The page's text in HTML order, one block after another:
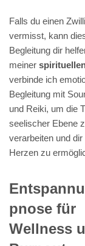
Falls du einen
vermisst, kann
Begleitung dir
meiner
verbinde ich
Begleitung mit
und Reiki, um die
seelischer Ebene
verarbeiten und dir
Herzen zu
pnose für
Wellness